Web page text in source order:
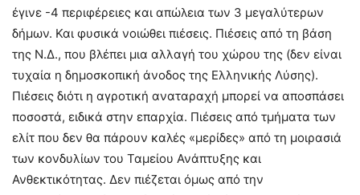
έγινε -4 περιφέρειες και απώλεια των 3 μεγαλύτερων
δήμων. Και φυσικά νοιώθει πιέσεις. Πιέσεις από τη βάση
της Ν.Δ., που βλέπει μια αλλαγή του χώρου της (δεν είναι
τυχαία η δημοσκοπική άνοδος της Ελληνικής Λύσης).
Πιέσεις διότι η αγροτική αναταραχή μπορεί να αποσπάσει
ποσοστά, ειδικά στην επαρχία. Πιέσεις από τμήματα των
ελίτ που δεν θα πάρουν καλές «μερίδες» από τη μοιρασιά
των κονδυλίων του Ταμείου Ανάπτυξης και
Ανθεκτικότητας. Δεν πιέζεται όμως από την